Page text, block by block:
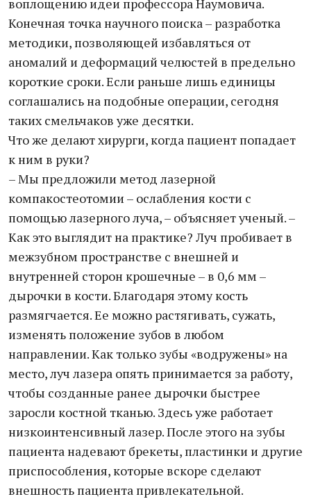
воплощению идеи профессора Наумовича.
Конечная точка научного поиска – разработка
методики, позволяющей избавляться от
аномалий и деформаций челюстей в предельно
короткие сроки. Если раньше лишь единицы
соглашались на подобные операции, сегодня
таких смельчаков уже десятки.
Что же делают хирурги, когда пациент попадает
к ним в руки?
– Мы предложили метод лазерной
компакостеотомии – ослабления кости с
помощью лазерного луча, – объясняет ученый. –
Как это выглядит на практике? Луч пробивает в
межзубном пространстве с внешней и
внутренней сторон крошечные – в 0,6 мм –
дырочки в кости. Благодаря этому кость
размягчается. Ее можно растягивать, сужать,
изменять положение зубов в любом
направлении. Как только зубы «водружены» на
место, луч лазера опять принимается за работу,
чтобы созданные ранее дырочки быстрее
заросли костной тканью. Здесь уже работает
низкоинтенсивный лазер. После этого на зубы
пациента надевают брекеты, пластинки и другие
приспособления, которые вскоре сделают
внешность пациента привлекательной.